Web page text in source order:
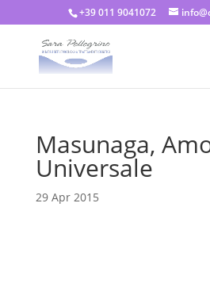
+39 011 9041072
Masunaga,
Universale
29 Apr 2015